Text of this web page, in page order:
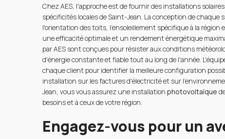
Chez AES, l'approche est de fournir des installations
spécificités locales de Saint-Jean. La conception de
l'orientation des toits, l'ensoleillement spécifique à la
une efficacité optimale et un rendement énergétique
par AES sont conçues pour résister aux conditions
d'énergie constante et fiable tout au long de l'année.
chaque client pour identifier la meilleure configuration
installation sur les factures d'électricité et sur
Jean, vous vous assurez une installationphotovoltaïque
besoins et à ceux de votre région.
Engagez-vous pour un